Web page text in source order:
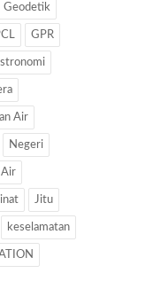
Geodetik
GPR
Air
Negeri
Air
Jitu
keselamatan